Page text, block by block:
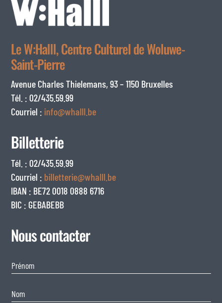
Le W:Halll, Centre Culturel de Woluwe-
Saint-Pierre
Avenue Charles Thielemans, 93 – 1150 Bruxelles
Tél. : 02/435.59.99
Courriel : info@whalll.be
Billetterie
Tél. : 02/435.59.99
Courriel : billetterie@whalll.be
IBAN : BE72 0018 0888 6716
BIC : GEBABEBB
Nous contacter